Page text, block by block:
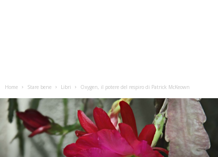
Home Stare bene Libri Oxygen, il potere del respiro di Patrick McKeown